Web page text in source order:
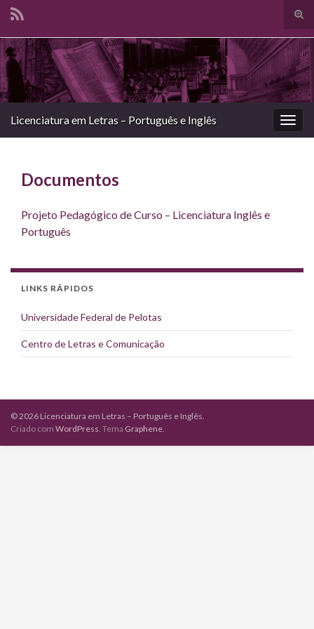
de
Search for:
Licenciatura em Letras – Português e Inglês
Documentos
Projeto Pedagógico de Curso – Licenciatura Inglês e
Português
LINKS RÁPIDOS
Universidade Federal de Pelotas
Centro de Letras e Comunicação
© 2026 Licenciatura em Letras – Português e Inglês.
Criado com WordPress. Tema Graphene.